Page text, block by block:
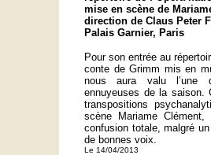
mise en scène de
direction de Claus Peter
Palais Garnier, Paris
Pour son entrée au
conte de Grimm mis en
nous aura valu l’une
ennuyeuses de la saison.
transpositions
scène Mariame
confusion totale, malgré
de bonnes voix.
Le 14/04/2013